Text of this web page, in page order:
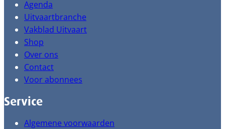
Agenda
Uitvaartbranche
Vakblad Uitvaart
Shop
Over ons
Contact
Voor abonnees
Service
Algemene voorwaarden